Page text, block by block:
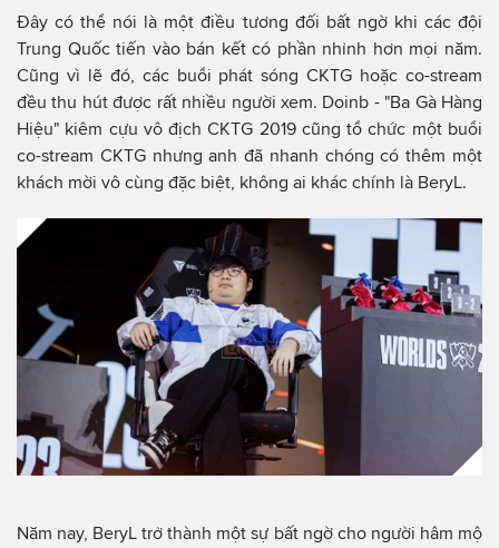
Đây có thể nói là một điều tương đối bất ngờ khi các đội
Trung Quốc tiến vào bán kết có phần nhỉnh hơn mọi năm.
Cũng vì lẽ đó, các buổi phát sóng CKTG hoặc co-stream
đều thu hút được rất nhiều người xem. Doinb - "Ba Gà Hàng
Hiệu" kiêm cựu vô địch CKTG 2019 cũng tổ chức một buổi
co-stream CKTG nhưng anh đã nhanh chóng có thêm một
khách mời vô cùng đặc biệt, không ai khác chính là BeryL.
Năm nay, BeryL trở thành một sự bất ngờ cho người hâm mộ